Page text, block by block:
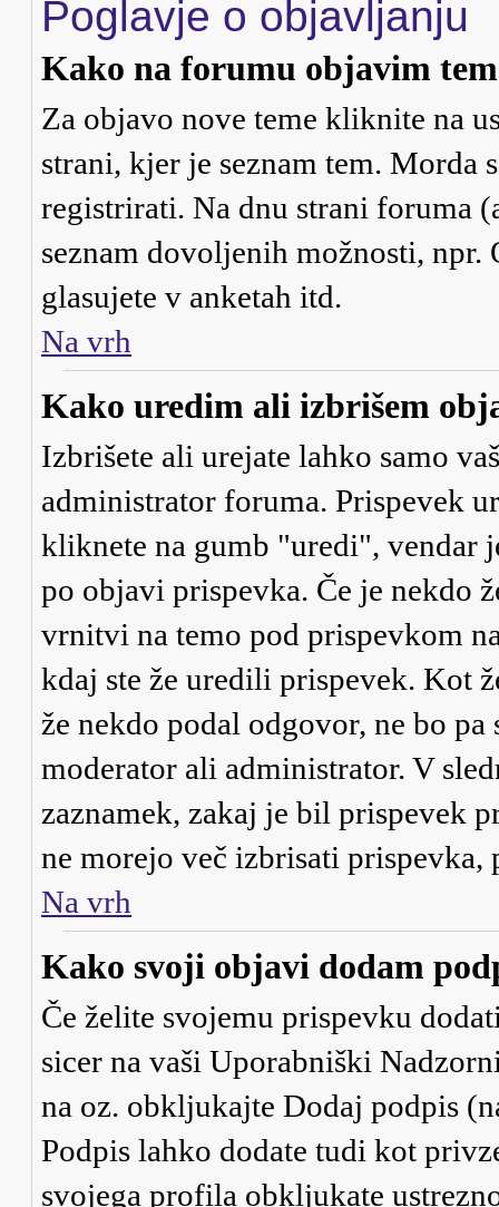
Poglavje o objavljanju
Kako na forumu objavim
Za objavo nove teme kliknite na
strani, kjer je seznam tem. Morda
registrirati. Na dnu strani foruma
seznam dovoljenih možnosti,
glasujete v anketah itd.
Na vrh
Kako uredim ali izbrišem
Izbrišete ali urejate lahko samo
administrator foruma. Prispevek
kliknete na gumb "uredi", vendar
po objavi prispevka. Če je nekdo
vrnitvi na temo pod prispevkom
kdaj ste že uredili prispevek. Kot
že nekdo podal odgovor, ne bo
moderator ali administrator. V
zaznamek, zakaj je bil prispevek
ne morejo več izbrisati prispevka,
Na vrh
Kako svoji objavi dodam
Če želite svojemu prispevku
sicer na vaši Uporabniški
na oz. obkljukajte Dodaj podpis
Podpis lahko dodate tudi kot
svojega profila obkljukate